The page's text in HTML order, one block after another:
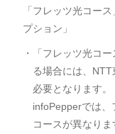
「フレッツ光コー
プション」
・「フレッツ光コ
る場合には、
必要となります。
infoPepperでは、
コースが異なり